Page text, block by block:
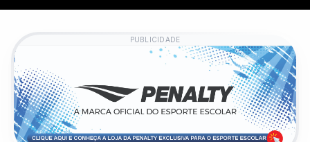
PUBLICIDADE